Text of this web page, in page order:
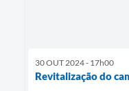
30 OUT 2024 - 17h00
Revitalização do